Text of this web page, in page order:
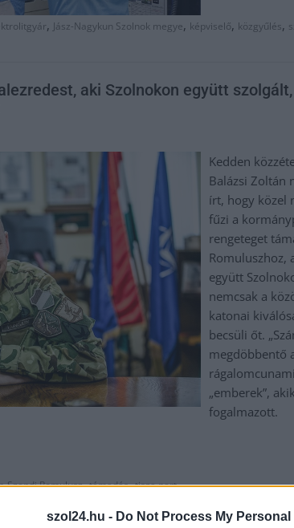
szol24.hu - Do Not Process My
, Jász-Nagykun Szolnok megye, képviselő, közgyűlés,
aki Szolnokon együtt
Kedden
Balázsi Zoltán
írt, hogy közel
fűzi a
rengeteget
Romuluszhoz,
együtt
nemcsak a
katonai
becsüli őt.
megdöbbentő
„emberek”,
fogalmazott.
Szendi Romulusz,támadás,tisza part